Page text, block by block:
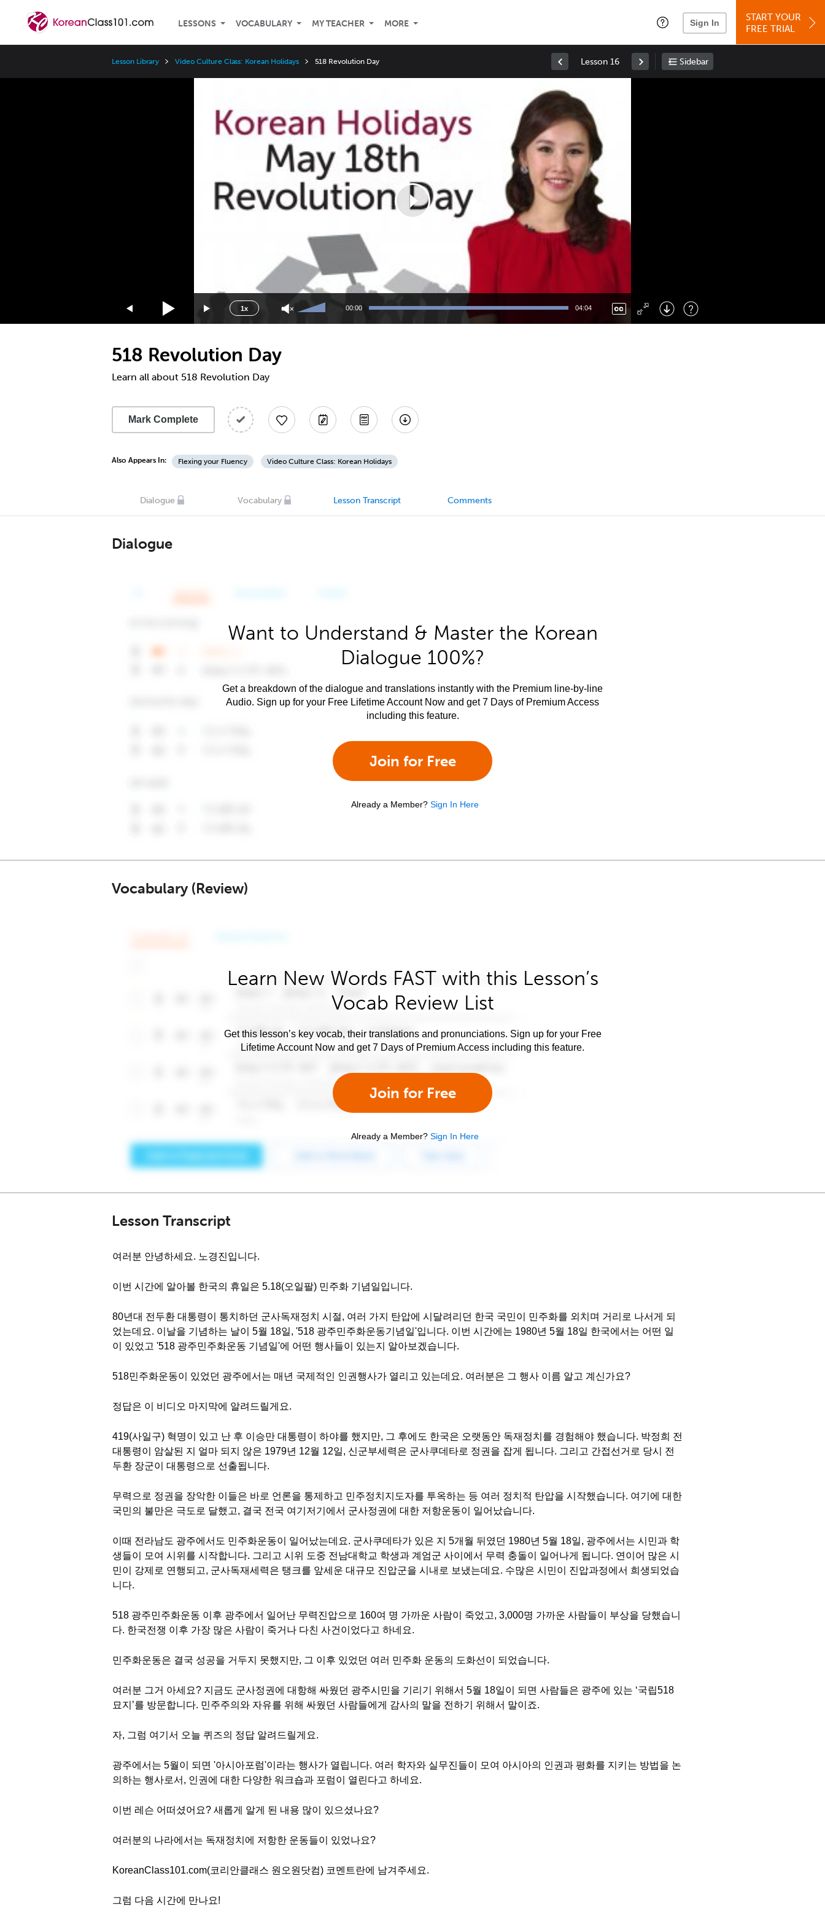
LESSONS VOCABULARY MY TEACHER MORE Sign In
START YOUR
FREE TRIAL
Lesson Library Video Culture Class: Korean Holidays 518 Revolution Day Lesson 16 Sidebar
1x
1.5x
1.25x
0.75x
0.5x
Up/Down
00:00 04:04
Right : Skip Forward
: Toggle Fullscreen
518 Revolution Day
Learn all about 518 Revolution Day
Mark Complete
Also Appears In: Flexing your Fluency Video Culture Class: Korean Holidays
Dialogue Vocabulary Lesson Transcript Comments
Dialogue
Want to Understand & Master the Korean
Dialogue 100%?
Get a breakdown of the dialogue and translations instantly with the Premium line-by-line
Audio. Sign up for your Free Lifetime Account Now and get 7 Days of Premium Access
including this feature.
Join for Free
Already a Member? Sign In Here
Vocabulary (Review)
Learn New Words FAST with this Lesson’s
Vocab Review List
Get this lesson’s key vocab, their translations and pronunciations. Sign up for your Free
Lifetime Account Now and get 7 Days of Premium Access including this feature.
Join for Free
Already a Member? Sign In Here
Lesson Transcript
여러분 안녕하세요. 노경진입니다.
이번 시간에 알아볼 한국의 휴일은 5.18(오일팔) 민주화 기념일입니다.
80년대 전두환 대통령이 통치하던 군사독재정치 시절, 여러 가지 탄압에 시달려리던 한국 국민이 민주화를 외치며 거리로 나서게 되
었는데요. 이날을 기념하는 날이 5월 18일, '518 광주민주화운동기념일'입니다. 이번 시간에는 1980년 5월 18일 한국에서는 어떤 일
이 있었고 '518 광주민주화운동 기념일'에 어떤 행사들이 있는지 알아보겠습니다.
518민주화운동이 있었던 광주에서는 매년 국제적인 인권행사가 열리고 있는데요. 여러분은 그 행사 이름 알고 계신가요?
정답은 이 비디오 마지막에 알려드릴게요.
419(사일구) 혁명이 있고 난 후 이승만 대통령이 하야를 했지만, 그 후에도 한국은 오랫동안 독재정치를 경험해야 했습니다. 박정희 전
대통령이 암살된 지 얼마 되지 않은 1979년 12월 12일, 신군부세력은 군사쿠데타로 정권을 잡게 됩니다. 그리고 간접선거로 당시 전
두환 장군이 대통령으로 선출됩니다.
무력으로 정권을 장악한 이들은 바로 언론을 통제하고 민주정치지도자를 투옥하는 등 여러 정치적 탄압을 시작했습니다. 여기에 대한
국민의 불만은 극도로 달했고, 결국 전국 여기저기에서 군사정권에 대한 저항운동이 일어났습니다.
이때 전라남도 광주에서도 민주화운동이 일어났는데요. 군사쿠데타가 있은 지 5개월 뒤였던 1980년 5월 18일, 광주에서는 시민과 학
생들이 모여 시위를 시작합니다. 그리고 시위 도중 전남대학교 학생과 계엄군 사이에서 무력 충돌이 일어나게 됩니다. 연이어 많은 시
민이 강제로 연행되고, 군사독재세력은 탱크를 앞세운 대규모 진압군을 시내로 보냈는데요. 수많은 시민이 진압과정에서 희생되었습
니다.
518 광주민주화운동 이후 광주에서 일어난 무력진압으로 160여 명 가까운 사람이 죽었고, 3,000명 가까운 사람들이 부상을 당했습니
다. 한국전쟁 이후 가장 많은 사람이 죽거나 다친 사건이었다고 하네요.
민주화운동은 결국 성공을 거두지 못했지만, 그 이후 있었던 여러 민주화 운동의 도화선이 되었습니다.
여러분 그거 아세요? 지금도 군사정권에 대항해 싸웠던 광주시민을 기리기 위해서 5월 18일이 되면 사람들은 광주에 있는 ‘국립518
묘지’를 방문합니다. 민주주의와 자유를 위해 싸웠던 사람들에게 감사의 말을 전하기 위해서 말이죠.
자, 그럼 여기서 오늘 퀴즈의 정답 알려드릴게요.
광주에서는 5월이 되면 '아시아포럼'이라는 행사가 열립니다. 여러 학자와 실무진들이 모여 아시아의 인권과 평화를 지키는 방법을 논
의하는 행사로서, 인권에 대한 다양한 워크숍과 포럼이 열린다고 하네요.
이번 레슨 어떠셨어요? 새롭게 알게 된 내용 많이 있으셨나요?
여러분의 나라에서는 독재정치에 저항한 운동들이 있었나요?
KoreanClass101.com(코리안클래스 원오원닷컴) 코멘트란에 남겨주세요.
그럼 다음 시간에 만나요!